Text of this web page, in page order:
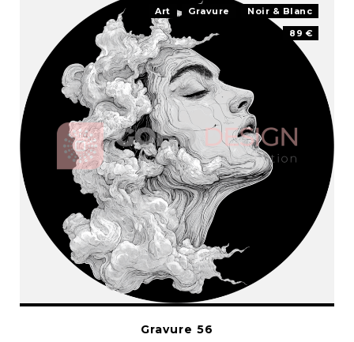
Art Gravure
Noir & Blanc
89 €
Gravure 56